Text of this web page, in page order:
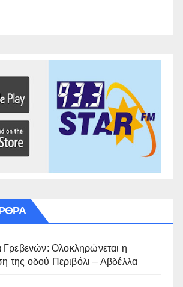
Γρεβενών: Ολοκληρώνεται η
της οδού Περιβόλι – Αβδέλλα